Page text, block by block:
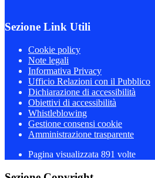
Sezione Link Utili
Cookie policy
Note legali
Informativa Privacy
Ufficio Relazioni con il Pubblico
Dichiarazione di accessibilità
Obiettivi di accessibilità
Whistleblowing
Gestione consensi cookie
Amministrazione trasparente
Pagina visualizzata 891 volte